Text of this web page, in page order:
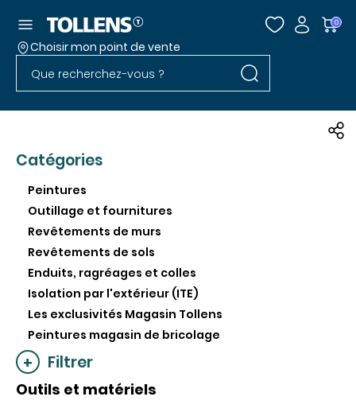
0
Passer la liste des magasins et aller au pied
Choisir mon point de vente
Rechercher dans le site Rechercher
Accéder au menu
Catégories
Peintures
Outillage et fournitures
Revêtements de murs
Revêtements de sols
Enduits, ragréages et colles
Isolation par l'extérieur (ITE)
Les exclusivités Magasin Tollens
Peintures magasin de bricolage
Filtrer
Outils et matériels